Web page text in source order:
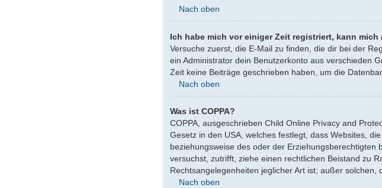
Nach oben
Ich habe mich vor einiger Zeit registriert, kann mich
Versuche zuerst, die E-Mail zu finden, die dir bei der
ein Administrator dein Benutzerkonto aus verschieden
Zeit keine Beiträge geschrieben haben, um die
Nach oben
Was ist COPPA?
COPPA, ausgeschrieben Child Online Privacy and
Gesetz in den USA, welches festlegt, dass Websites,
beziehungsweise des oder der
versuchst, zutrifft, ziehe einen rechtlichen Beistand zu
Rechtsangelegenheiten jeglicher Art ist; außer solchen,
Nach oben